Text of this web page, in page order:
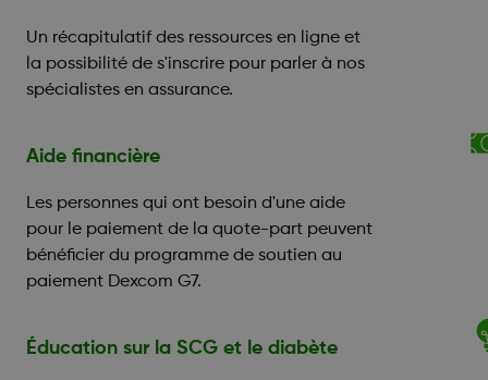
Un récapitulatif des ressources en ligne et
la possibilité de s'inscrire pour parler à nos
spécialistes en assurance.
Aide financière
Les personnes qui ont besoin d'une aide
pour le paiement de la quote-part peuvent
bénéficier du programme de soutien au
paiement Dexcom G7.
Éducation sur la SCG et le diabète